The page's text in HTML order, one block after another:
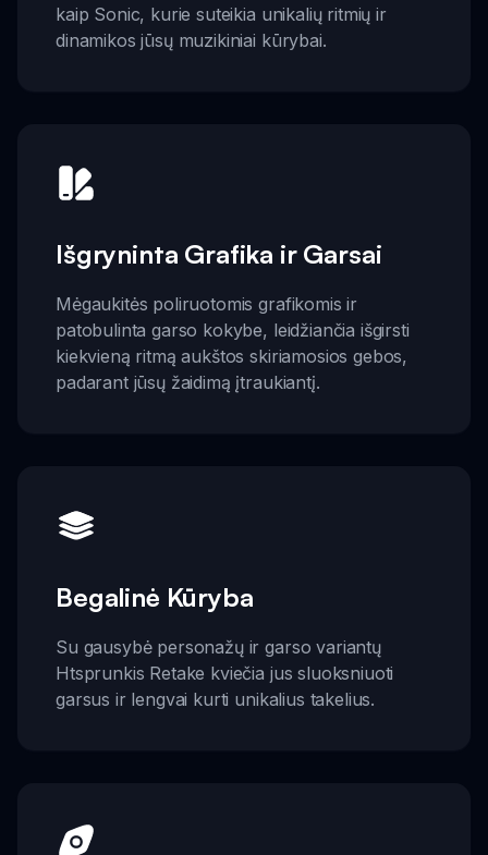
kaip Sonic, kurie suteikia unikalių ritmių ir
dinamikos jūsų muzikiniai kūrybai.
Išgryninta Grafika ir Garsai
Mėgaukitės poliruotomis grafikomis ir
patobulinta garso kokybe, leidžiančia išgirsti
kiekvieną ritmą aukštos skiriamosios gebos,
padarant jūsų žaidimą įtraukiantį.
Begalinė Kūryba
Su gausybė personažų ir garso variantų
Htsprunkis Retake kviečia jus sluoksniuoti
garsus ir lengvai kurti unikalius takelius.